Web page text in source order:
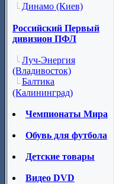
Динамо (Киев)
Российский Первый
дивизион ПФЛ
Луч-Энергия
(Владивосток)
Балтика
(Калининград)
Чемпионаты Мира
Обувь для футбола
Детские товары
Видео DVD